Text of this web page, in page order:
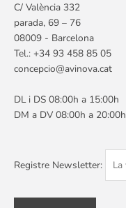
C/ València 332
parada, 69 – 76
08009 - Barcelona
Tel.: +34 93 458 85 05
concepcio@avinova.cat
DL i DS 08:00h a 15:00h
DM a DV 08:00h a 20:00h
Registre Newsletter: